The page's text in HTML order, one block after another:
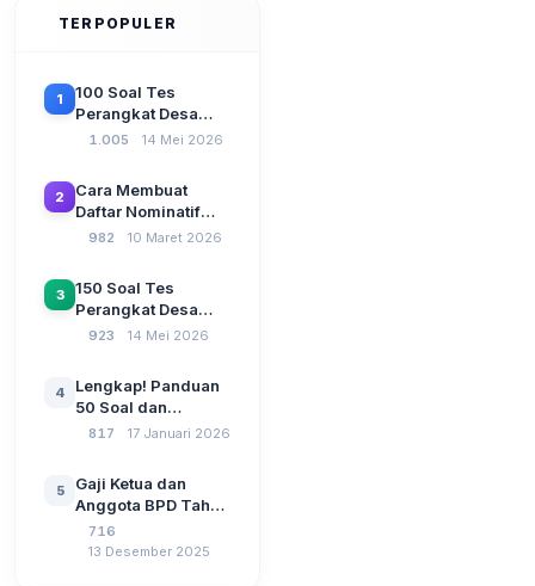
TERPOPULER
1
100 Soal Tes
Perangkat Desa
Terbaru 2026
CAT Berbasis UU
Desa No. 3 Tahun
2024
1.005 14 Mei 2026
2
Cara Membuat
Daftar Nominatif
Siltap di Aplikasi
SPP Pencairan
Dana Desa
982 10 Maret 2026
3
150 Soal Tes
Perangkat Desa
2026: Administrasi
Kebangsaan, dan
Komputer Beserta
Jawaban Paling
923 14 Mei 2026
4
Lengkap! Panduan
50 Soal dan
Jawaban Tes
Berdasarkan UU No
3 Tahun 2024
817 17 Januari 2026
5
Gaji Ketua dan
Anggota BPD Tahun
2026, Berapa
Besarannya? Ada
716
13 Desember 2025